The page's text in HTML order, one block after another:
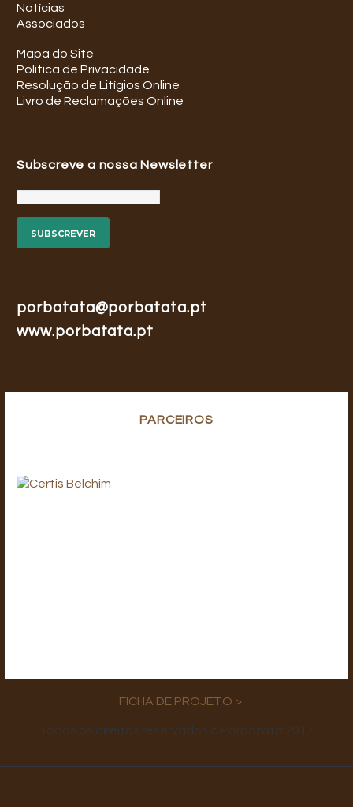
Notícias
Associados
Mapa do Site
Politica de Privacidade
Resolução de Litígios Online
Livro de Reclamações Online
Subscreve a nossa Newsletter
porbatata@porbatata.pt
www.porbatata.pt
PARCEIROS
FICHA DE PROJETO >
Todos os direitos reservados à Porbatata 2017